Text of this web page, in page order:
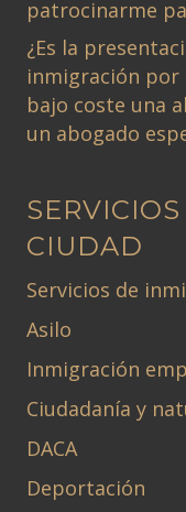
patrocinarme
¿Es la
inmigración por
bajo coste una
un abogado
CIUDAD
Servicios de
Asilo
Inmigración
Ciudadanía y
DACA
Deportación